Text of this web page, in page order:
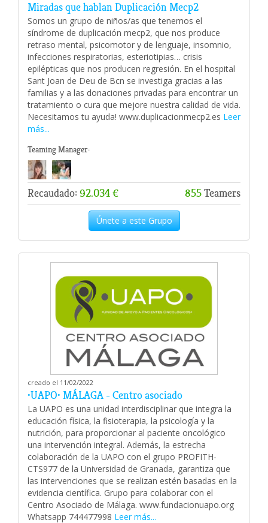
Miradas que hablan Duplicación Mecp2
Somos un grupo de niños/as que tenemos el
síndrome de duplicación mecp2, que nos produce
retraso mental, psicomotor y de lenguaje, insomnio,
infecciones respiratorias, esteriotipias… crisis
epilépticas que nos producen regresión. En el hospital
Sant Joan de Deu de Bcn se investiga gracias a las
familias y a las donaciones privadas para encontrar un
tratamiento o cura que mejore nuestra calidad de vida.
Necesitamos tu ayuda! www.duplicacionmecp2.es Leer
más...
Teaming Manager:
Recaudado: 92.034 € 855Teamers
Únete a este Grupo
creado el 11/02/2022
•UAPO• MÁLAGA - Centro asociado
La UAPO es una unidad interdisciplinar que integra la
educación física, la fisioterapia, la psicología y la
nutrición, para proporcionar al paciente oncológico
una intervención integral. Además, la estrecha
colaboración de la UAPO con el grupo PROFITH-
CTS977 de la Universidad de Granada, garantiza que
las intervenciones que se realizan estén basadas en la
evidencia científica. Grupo para colaborar con el
Centro Asociado de Málaga. www.fundacionuapo.org
Whatsapp 744477998 Leer más...